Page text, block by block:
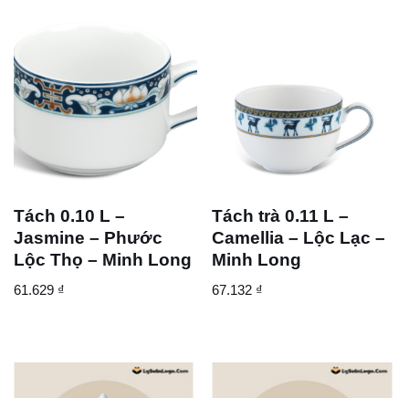
Tách 0.10 L –
Jasmine – Phước
Lộc Thọ – Minh Long
61.629 ₫
Tách trà 0.11 L –
Camellia – Lộc Lạc –
Minh Long
67.132 ₫